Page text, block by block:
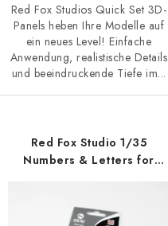
Red Fox Studios Quick Set 3D-
Panels heben Ihre Modelle auf
ein neues Level! Einfache
Anwendung, realistische Details
und beeindruckende Tiefe im...
Red Fox Studio 1/35
Numbers & Letters for